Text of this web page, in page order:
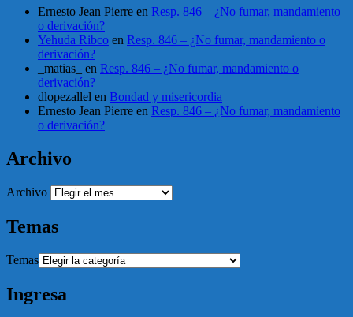
Ernesto Jean Pierre en Resp. 846 – ¿No fumar, mandamiento
o derivación?
Yehuda Ribco en Resp. 846 – ¿No fumar, mandamiento o
derivación?
_matias_
en Resp. 846 – ¿No fumar, mandamiento o
derivación?
dlopezallel en Bondad y misericordia
Ernesto Jean Pierre en Resp. 846 – ¿No fumar, mandamiento
o derivación?
Archivo
Archivo
Temas
Temas
Ingresa